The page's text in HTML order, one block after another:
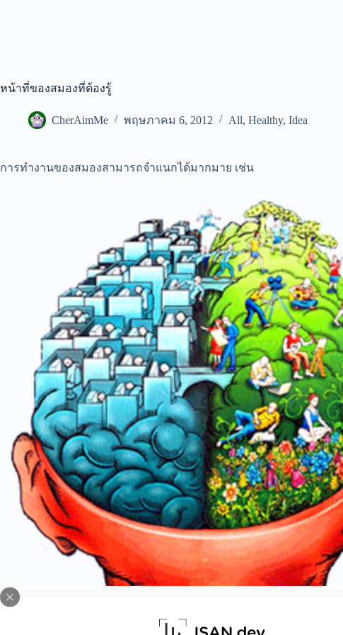
หน้าที่ของสมองที่ต้องรู้
CherAimMe พฤษภาคม 6, 2012 All, Healthy, Idea
การทำงานของสมองสามารถจำแนกได้มากมาย เช่น
ควบคุมด้านการหดตัว และการขยายตัวของเส้นเลือด